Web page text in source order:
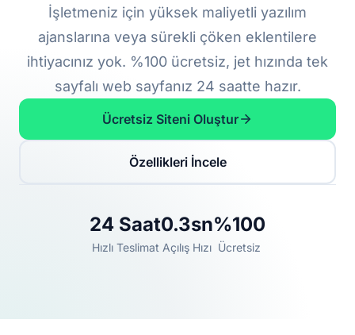
İşletmeniz için yüksek maliyetli yazılım
ajanslarına veya sürekli çöken eklentilere
ihtiyacınız yok. %100 ücretsiz, jet hızında tek
sayfalı web sayfanız 24 saatte hazır.
Ücretsiz Siteni Oluştur
Özellikleri İncele
24 Saat
Hızlı Teslimat
0.3sn
Açılış Hızı
%100
Ücretsiz